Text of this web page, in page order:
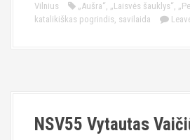
Vilnius
„Aušra“, „Laisvės šauklys“,
katalikiškas pogrindis, savilaida
NSV55 Vytautas